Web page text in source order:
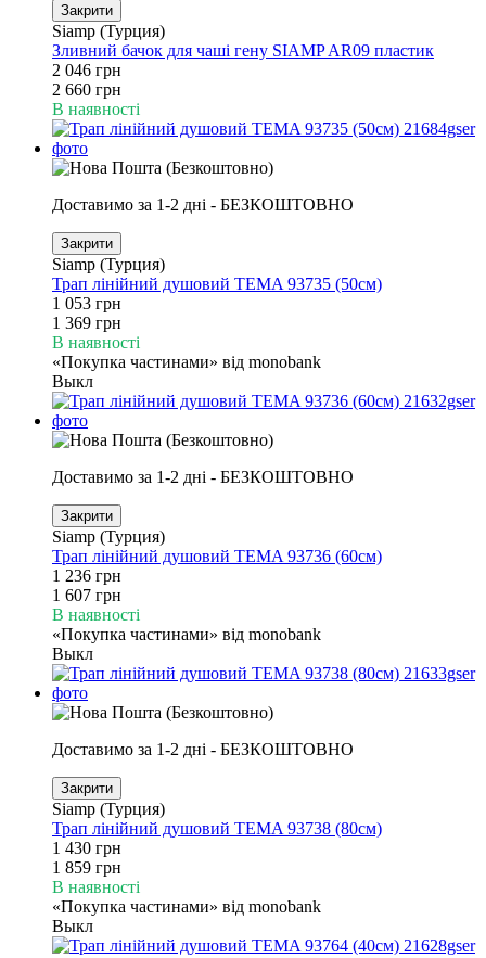
Закрити
Siamp (Турция)
Зливний бачок для чаші гену SIAMP AR09 пластик
2 046 грн
2 660 грн
В наявності
Доставимо за 1-2 дні - БЕЗКОШТОВНО
Закрити
Siamp (Турция)
Трап лінійний душовий TEMA 93735 (50см)
1 053 грн
1 369 грн
В наявності
«Покупка частинами» від monobank
Выкл
Доставимо за 1-2 дні - БЕЗКОШТОВНО
Закрити
Siamp (Турция)
Трап лінійний душовий TEMA 93736 (60см)
1 236 грн
1 607 грн
В наявності
«Покупка частинами» від monobank
Выкл
Доставимо за 1-2 дні - БЕЗКОШТОВНО
Закрити
Siamp (Турция)
Трап лінійний душовий TEMA 93738 (80см)
1 430 грн
1 859 грн
В наявності
«Покупка частинами» від monobank
Выкл